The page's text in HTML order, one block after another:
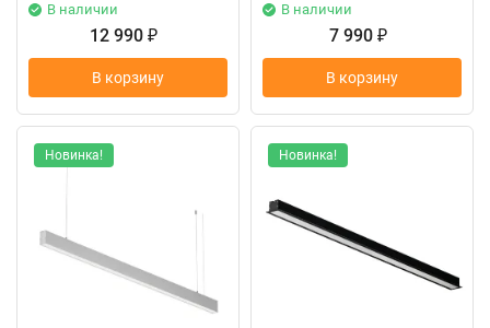
В наличии
12 990 ₽
В корзину
В наличии
7 990 ₽
В корзину
Новинка! Новинка!